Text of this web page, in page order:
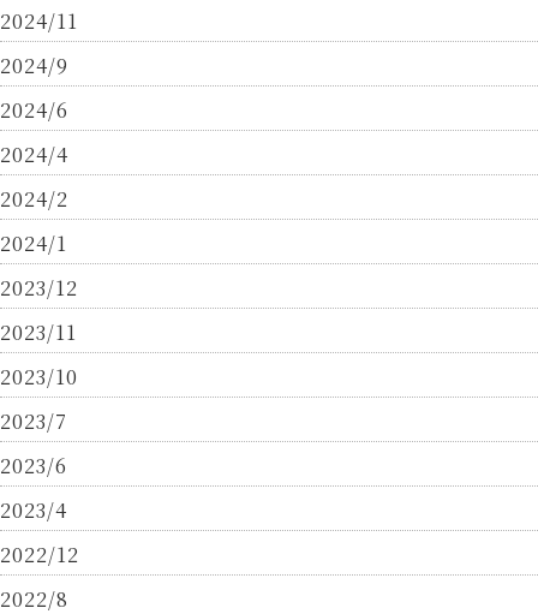
2024/11
2024/9
2024/6
2024/4
2024/2
2024/1
2023/12
2023/11
2023/10
2023/7
2023/6
2023/4
2022/12
2022/8